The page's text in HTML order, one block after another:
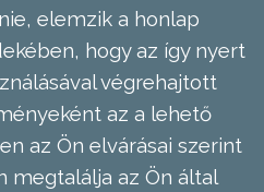
elemzik a honlap
hogy az így nyert
végrehajtott
az a lehető
az Ön elvárásai szerint
megtalálja az Ön által